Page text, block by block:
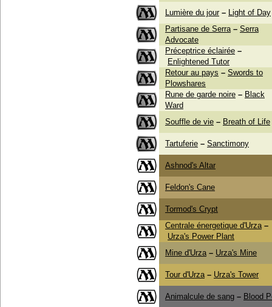
Lumière du jour– Light of Day
Partisane de Serra– Serra
Advocate
Préceptrice éclairée –
Enlightened Tutor
Retour au pays – Swords to
Plowshares
Rune de garde noire – Black
Ward
Souffle de vie – Breath of Life
Tartuferie – Sanctimony
Ashnod's Altar
Feldon's Cane
Tormod's Crypt
Centrale énergetique d'Urza–
Urza's Power Plant
Mine d'Urza– Urza's Mine
Tour d'Urza– Urza's Tower
Animalcule de sang – Blood